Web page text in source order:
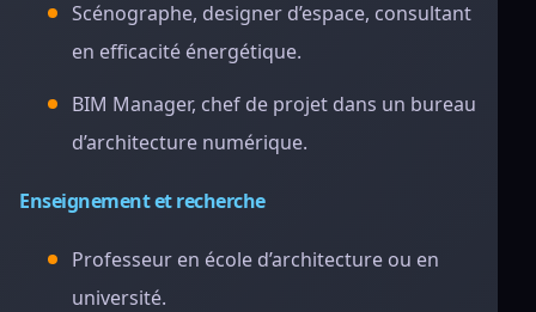
Scénographe, designer d’espace, consultant
en efficacité énergétique.
BIM Manager, chef de projet dans un bureau
d’architecture numérique.
Enseignement et recherche
Professeur en école d’architecture ou en
université.